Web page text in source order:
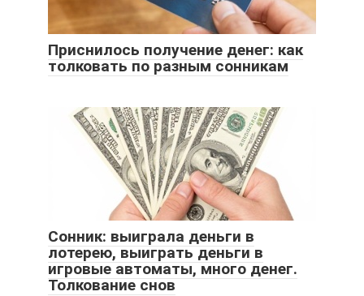
Приснилось получение денег: как
толковать по разным сонникам
Сонник: выиграла деньги в
лотерею, выиграть деньги в
игровые автоматы, много денег.
Толкование снов